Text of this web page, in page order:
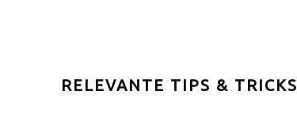
RELEVANTE TIPS & TRICKS